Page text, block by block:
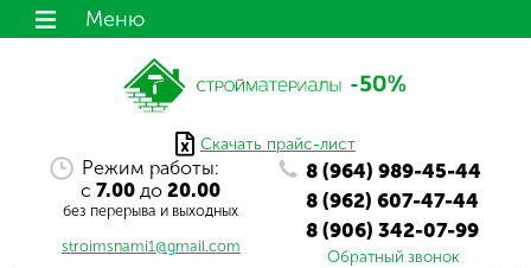
Скачать прайс-лист
Режим работы:
с7.00 до20.00
без перерыва и выходных
stroimsnami1@gmail.com
8 (964) 989-45-44
8 (962) 607-47-44
8 (906) 342-07-99
Обратный звонок
Меню